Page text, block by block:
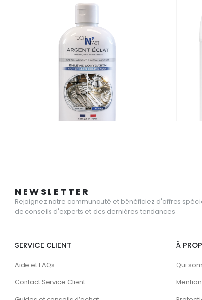
0sur 5
13.80€ TTC 0 sur 5
39.50
NEWSLETTER
Rejoignez notre communauté et bénéficiez d'offres
de conseils d'experts et des dernières tendances
SERVICE CLIENT
Aide et FAQs
Contact Service Client
À
Qui